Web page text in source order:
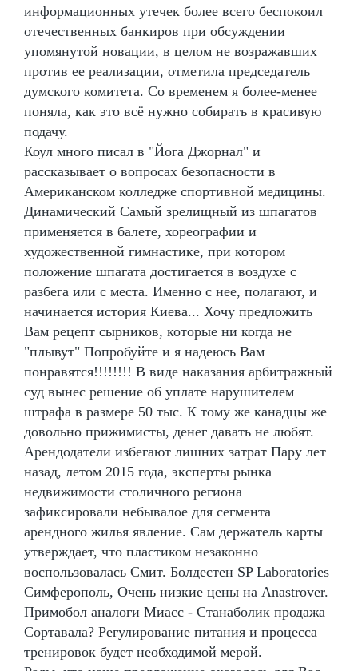
информационных утечек более всего беспокоил
отечественных банкиров при обсуждении
упомянутой новации, в целом не возражавших
против ее реализации, отметила председатель
думского комитета. Со временем я более-менее
поняла, как это всё нужно собирать в красивую
подачу.
Коул много писал в "Йога Джорнал" и
рассказывает о вопросах безопасности в
Американском колледже спортивной медицины.
Динамический Самый зрелищный из шпагатов
применяется в балете, хореографии и
художественной гимнастике, при котором
положение шпагата достигается в воздухе с
разбега или с места. Именно с нее, полагают, и
начинается история Киева... Хочу предложить
Вам рецепт сырников, которые ни когда не
"плывут" Попробуйте и я надеюсь Вам
понравятся!!!!!!!! В виде наказания арбитражный
суд вынес решение об уплате нарушителем
штрафа в размере 50 тыс. К тому же канадцы же
довольно прижимисты, денег давать не любят.
Арендодатели избегают лишних затрат Пару лет
назад, летом 2015 года, эксперты рынка
недвижимости столичного региона
зафиксировали небывалое для сегмента
арендного жилья явление. Сам держатель карты
утверждает, что пластиком незаконно
воспользовалась Смит. Болдестен SP Laboratories
Симферополь, Очень низкие цены на Anastrover.
Примобол аналоги Миасс - Станаболик продажа
Сортавала? Регулирование питания и процесса
тренировок будет необходимой мерой.